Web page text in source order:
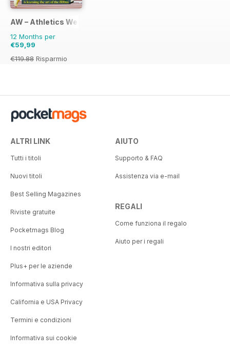
AW – Athletics Weekly Magazine
12 Months per
€59,99
€119.88 Risparmio
ALTRI LINK
Tutti i titoli
Nuovi titoli
Best Selling Magazines
Riviste gratuite
Pocketmags Blog
I nostri editori
Plus+ per le aziende
Informativa sulla privacy
California e USA Privacy
Termini e condizioni
Informativa sui cookie
AIUTO
Supporto & FAQ
Assistenza via e-mail
REGALI
Come funziona il regalo
Aiuto per i regali